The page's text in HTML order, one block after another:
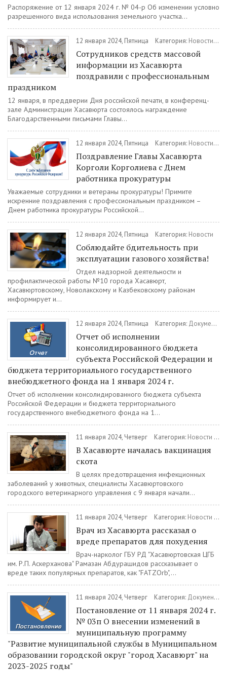
Распоряжение от 12 января 2024 г. № 04-р Об изменении условно
разрешенного вида использования земельного участка...
12 января 2024, Пятница Категория: Новости/
Сотрудников средств массовой
информации из Хасавюрта
поздравили с профессиональным
праздником
12 января, в преддверии Дня российской печати, в конференц-
зале Администрации Хасавюрта состоялось награждение
Благодарственными письмами Главы...
12 января 2024, Пятница Категория: Новости/
Поздравление Главы Хасавюрта
Корголи Корголиева с Днем
работника прокуратуры
Уважаемые сотрудники и ветераны прокуратуры! Примите
искренние поздравления с профессиональным праздником –
Днем работника прокуратуры Российской...
12 января 2024, Пятница Категория: Новости
Соблюдайте бдительность при
эксплуатации газового хозяйства!
Отдел надзорной деятельности и
профилактической работы №10 города Хасавюрт,
Хасавюртовскому, Новолакскому и Казбековскому районам
информирует и...
12 января 2024, Пятница Категория: Документы
Отчет об исполнении
консолидированного бюджета
субъекта Российской Федерации и
бюджета территориального государственного
внебюджетного фонда на 1 января 2024 г.
Отчет об исполнении консолидированного бюджета субъекта
Российской Федерации и бюджета территориального
государственного внебюджетного фонда на 1...
11 января 2024, Четверг Категория: Новости
В Хасавюрте началась вакцинация
скота
В целях предотвращения инфекционных
заболеваний у животных, специалисты Хасавюртовского
городского ветеринарного управления с 9 января начали...
11 января 2024, Четверг Категория: Новости
Врач из Хасавюрта рассказал о
вреде препаратов для похудения
Врач-нарколог ГБУ РД "Хасавюртовская ЦГБ
им. Р.П. Аскерханова" Рамазан Абдурашидов рассказывает о
вреде таких популярных препаратов, как "FATZOrb",...
11 января 2024, Четверг Категория: Документы
Постановление от 11 января 2024 г.
№ 03п О внесении изменений в
муниципальную программу
"Развитие муниципальной службы в Муниципальном
образовании городской округ "город Хасавюрт" на
2023-2025 годы"